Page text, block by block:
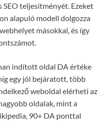
teljesítményét. Ezeket
alapuló modell dolgozza
másokkal, és így
indított oldal DA értéke
egy jól bejáratott, több
weboldal elérheti az
oldalak, mint a
90+ DA ponttal